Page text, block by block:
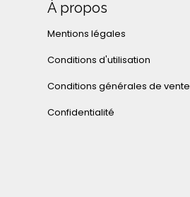
À propos
Mentions légales
Conditions d'utilisation
Conditions générales de vente
Confidentialité